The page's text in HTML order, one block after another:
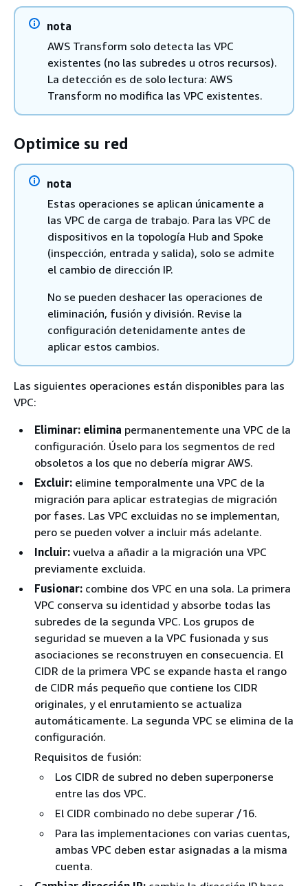
nota
AWS Transform solo detecta las VPC
existentes (no las subredes u otros recursos).
La detección es de solo lectura: AWS
Transform no modifica las VPC existentes.
Optimice su red
nota
Estas operaciones se aplican únicamente a
las VPC de carga de trabajo. Para las VPC de
dispositivos en la topología Hub and Spoke
(inspección, entrada y salida), solo se admite
el cambio de dirección IP.
No se pueden deshacer las operaciones de
eliminación, fusión y división. Revise la
configuración detenidamente antes de
aplicar estos cambios.
Las siguientes operaciones están disponibles para las
VPC:
Eliminar: elimina permanentemente una VPC de la
configuración. Úselo para los segmentos de red
obsoletos a los que no debería migrar AWS.
Excluir: elimine temporalmente una VPC de la
migración para aplicar estrategias de migración
por fases. Las VPC excluidas no se implementan,
pero se pueden volver a incluir más adelante.
Incluir: vuelva a añadir a la migración una VPC
previamente excluida.
Fusionar: combine dos VPC en una sola. La primera
VPC conserva su identidad y absorbe todas las
subredes de la segunda VPC. Los grupos de
seguridad se mueven a la VPC fusionada y sus
asociaciones se reconstruyen en consecuencia. El
CIDR de la primera VPC se expande hasta el rango
de CIDR más pequeño que contiene los CIDR
originales, y el enrutamiento se actualiza
automáticamente. La segunda VPC se elimina de la
configuración.
Requisitos de fusión:
Los CIDR de subred no deben superponerse
entre las dos VPC.
El CIDR combinado no debe superar /16.
Para las implementaciones con varias cuentas,
ambas VPC deben estar asignadas a la misma
cuenta.